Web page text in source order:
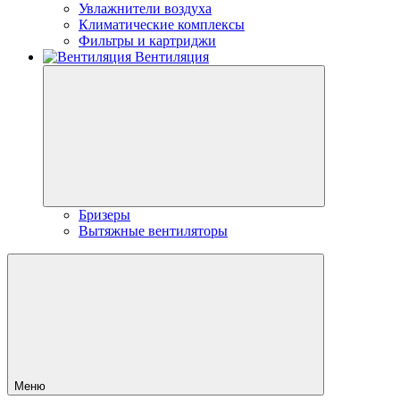
Увлажнители воздуха
Климатические комплексы
Фильтры и картриджи
Вентиляция
Бризеры
Вытяжные вентиляторы
Меню